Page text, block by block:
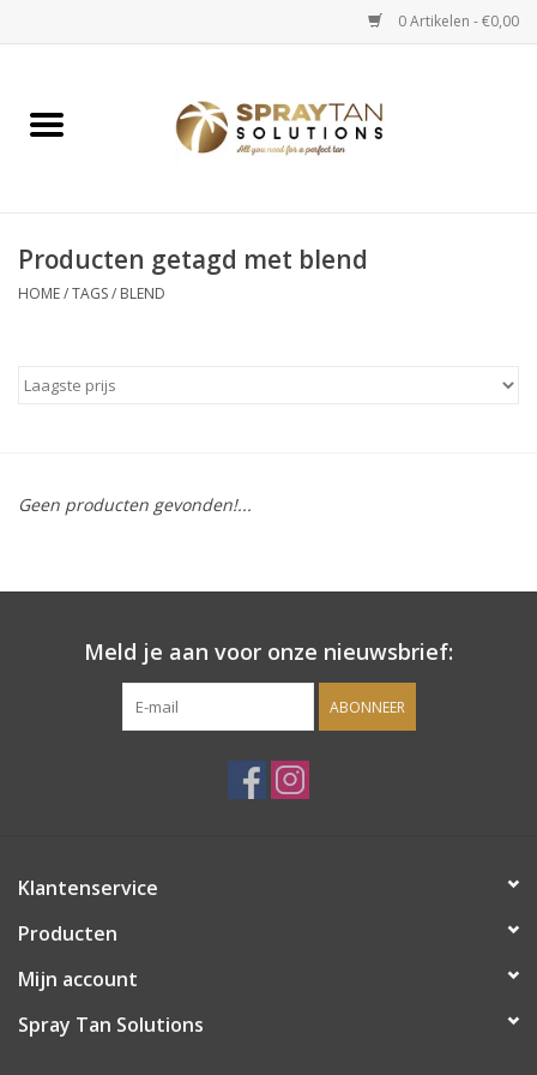
0 Artikelen - €0,00
Home
Spray Tan Starterspakketten
Selftan producten
Verzorging / Accessoires
Onderdelen
Ventilatoren / Afzuiging
adviesgesprek met ons!
Suntana
Producten getagd met blend
HOME/TAGS/ BLEND
Geen producten gevonden!...
Meld je aan voor onze nieuwsbrief:
ABONNEER
Klantenservice
Producten
Mijn account
Spray Tan Solutions